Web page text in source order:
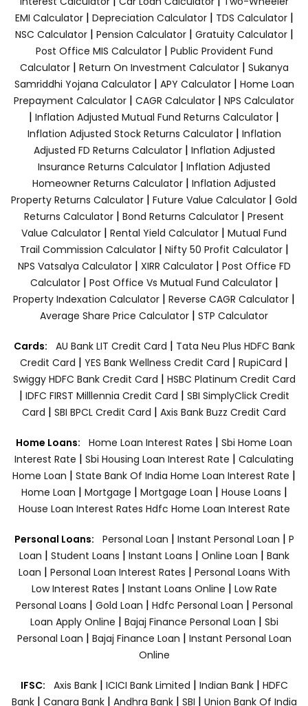
EMI Calculator| Depreciation Calculator| TDS Calculator|
NSC Calculator| Pension Calculator| Gratuity Calculator|
Post Office MIS Calculator| Public Provident Fund
Calculator| Return On Investment Calculator| Sukanya
Samriddhi Yojana Calculator| APY Calculator| Home Loan
Prepayment Calculator | CAGR Calculator | NPS Calculator
| Inflation Adjusted Mutual Fund Returns Calculator |
Inflation Adjusted Stock Returns Calculator| Inflation
Adjusted FD Returns Calculator| Inflation Adjusted
Insurance Returns Calculator | Inflation Adjusted
Homeowner Returns Calculator | Inflation Adjusted
Property Returns Calculator | Future Value Calculator | Gold
Returns Calculator | Bond Returns Calculator | Present
Value Calculator | Rental Yield Calculator | Mutual Fund
Trail Commission Calculator| Nifty 50 Profit Calculator|
NPS Vatsalya Calculator| XIRR Calculator| Post Office FD
Calculator| Post Office Vs Mutual Fund Calculator|
Property Indexation Calculator | Reverse CAGR Calculator |
Average Share Price Calculator | STP Calculator
Cards: AU Bank LIT Credit Card | Tata Neu Plus HDFC Bank
Credit Card | YES Bank Wellness Credit Card | RupiCard |
Swiggy HDFC Bank Credit Card | HSBC Platinum Credit Card
| IDFC FIRST Milllennia Credit Card | SBI SimplyClick Credit
Card | SBI BPCL Credit Card | Axis Bank Buzz Credit Card
Home Loans: Home Loan Interest Rates | Sbi Home Loan
Interest Rate | Sbi Housing Loan Interest Rate | Calculating
Home Loan | State Bank Of India Home Loan Interest Rate |
Home Loan | Mortgage | Mortgage Loan | House Loans |
House Loan Interest Rates Hdfc Home Loan Interest Rate
Personal Loans: Personal Loan | Instant Personal Loan | P
Loan | Student Loans | Instant Loans | Online Loan | Bank
Loan | Personal Loan Interest Rates | Personal Loans With
Low Interest Rates | Instant Loans Online | Low Rate
Personal Loans | Gold Loan | Hdfc Personal Loan | Personal
Loan Apply Online | Bajaj Finance Personal Loan | Sbi
Personal Loan | Bajaj Finance Loan | Instant Personal Loan
Online
IFSC: Axis Bank | ICICI Bank Limited | Indian Bank | HDFC
Bank| Canara Bank | Andhra Bank| SBI | Union Bank Of India